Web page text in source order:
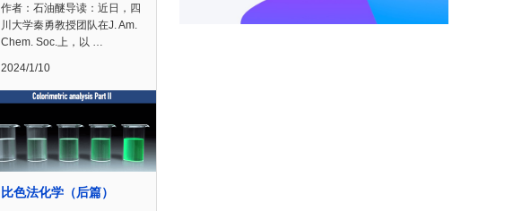
作者：石油醚导读：近日，四
川大学秦勇教授团队在J. Am.
Chem. Soc.上，以 …
2024/1/10
比色法化学（后篇）